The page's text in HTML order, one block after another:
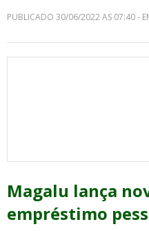
PUBLICADO 30/06/2022 AS 07:40 -
Magalu lança
empréstimo